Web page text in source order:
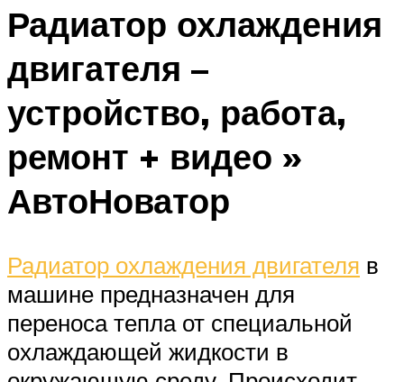
Радиатор охлаждения
двигателя –
устройство, работа,
ремонт + видео »
АвтоНоватор
Радиатор охлаждения двигателя в
машине предназначен для
переноса тепла от специальной
охлаждающей жидкости в